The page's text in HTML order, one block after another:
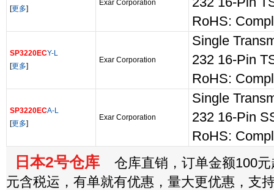
[更多]
Exar Corporation
RoHS:
SP3220ECY-L
[更多]
Exar Corporation
Single
232 16-Pin
RoHS:
SP3220ECA-L
[更多]
Exar Corporation
Single
232 16-Pin
RoHS:
日本2号仓库 仓库直销，订单金额100元
元含税运，有单就有优惠，量大更优惠，支